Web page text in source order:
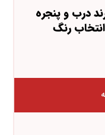
درب و پنجره